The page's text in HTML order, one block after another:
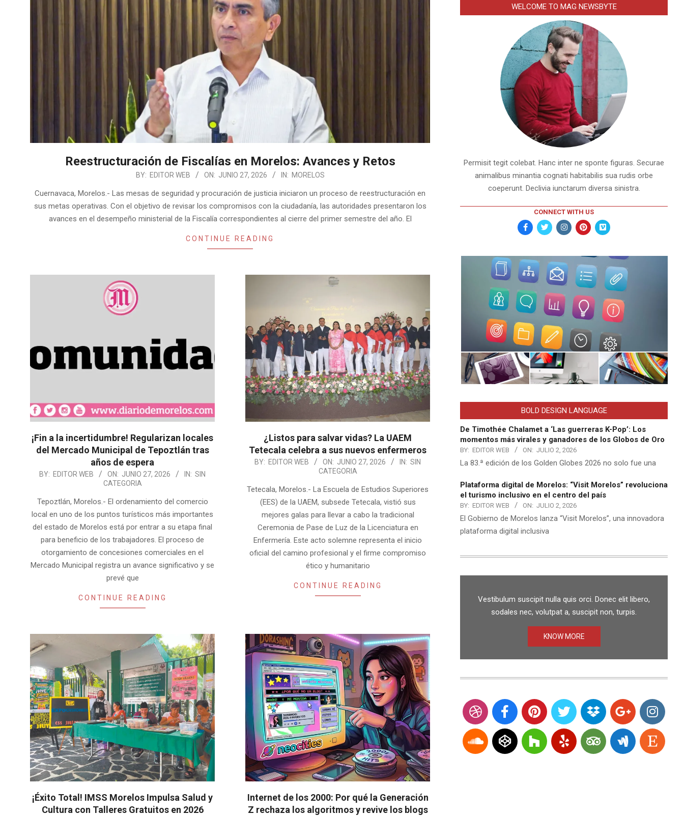
Reestructuración de Fiscalías en Morelos: Avances y Retos
BY: EDITOR WEB ON: JUNIO 27, 2026 IN: MORELOS
Cuernavaca, Morelos.- Las mesas de seguridad y procuración de justicia iniciaron un proceso de reestructuración en
sus metas operativas. Con el objetivo de revisar los compromisos con la ciudadanía, las autoridades presentaron los
avances en el desempeño ministerial de la Fiscalía correspondientes al cierre del primer semestre del año. El
CONTINUE READING
¡Fin a la incertidumbre! Regularizan locales
del Mercado Municipal de Tepoztlán tras
años de espera
2026-
27
BY: EDITOR WEB ON: JUNIO 27, 2026 IN: SIN
CATEGORIA
Tepoztlán, Morelos.- El ordenamiento del comercio
local en uno de los puntos turísticos más importantes
del estado de Morelos está por entrar a su etapa final
para beneficio de los trabajadores. El proceso de
otorgamiento de concesiones comerciales en el
Mercado Municipal registra un avance significativo y se
prevé que
CONTINUE READING
¿Listos para salvar vidas? La UAEM
Tetecala celebra a sus nuevos enfermeros
2026-
27
BY: EDITOR WEB ON: JUNIO 27, 2026 IN: SIN
CATEGORIA
Tetecala, Morelos.- La Escuela de Estudios Superiores
(EES) de la UAEM, subsede Tetecala, vistió sus
mejores galas para llevar a cabo la tradicional
Ceremonia de Pase de Luz de la Licenciatura en
Enfermería. Este acto solemne representa el inicio
oficial del camino profesional y el firme compromiso
ético y humanitario
CONTINUE READING
¡Éxito Total! IMSS Morelos Impulsa Salud y
Cultura con Talleres Gratuitos en 2026
Internet de los 2000: Por qué la Generación
Z rechaza los algoritmos y revive los blogs
WELCOME TO MAG NEWSBYTE
Permisit tegit colebat. Hanc inter ne sponte figuras. Securae
animalibus minantia cognati habitabilis sua rudis orbe
coeperunt. Declivia iunctarum diversa sinistra.
CONNECT WITH US
BOLD DESIGN LANGUAGE
De Timothée Chalamet a ‘Las guerreras K-Pop’: Los
momentos más virales y ganadores de los Globos de Oro
BY: EDITOR WEB ON: JULIO 2, 2026
La 83.ª edición de los Golden Globes 2026 no solo fue una
Plataforma digital de Morelos: “Visit Morelos” revoluciona
el turismo inclusivo en el centro del país
BY: EDITOR WEB ON: JULIO 2, 2026
El Gobierno de Morelos lanza “Visit Morelos”, una innovadora
plataforma digital inclusiva
Vestibulum suscipit nulla quis orci. Donec elit libero,
sodales nec, volutpat a, suscipit non, turpis.
KNOW MORE